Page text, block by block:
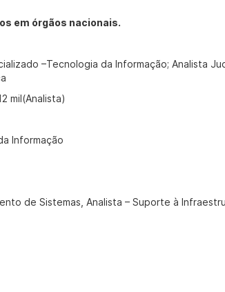
em órgãos nacionais.
–Tecnologia da Informação; Analista
mil(Analista)
Informação
de Sistemas, Analista – Suporte à